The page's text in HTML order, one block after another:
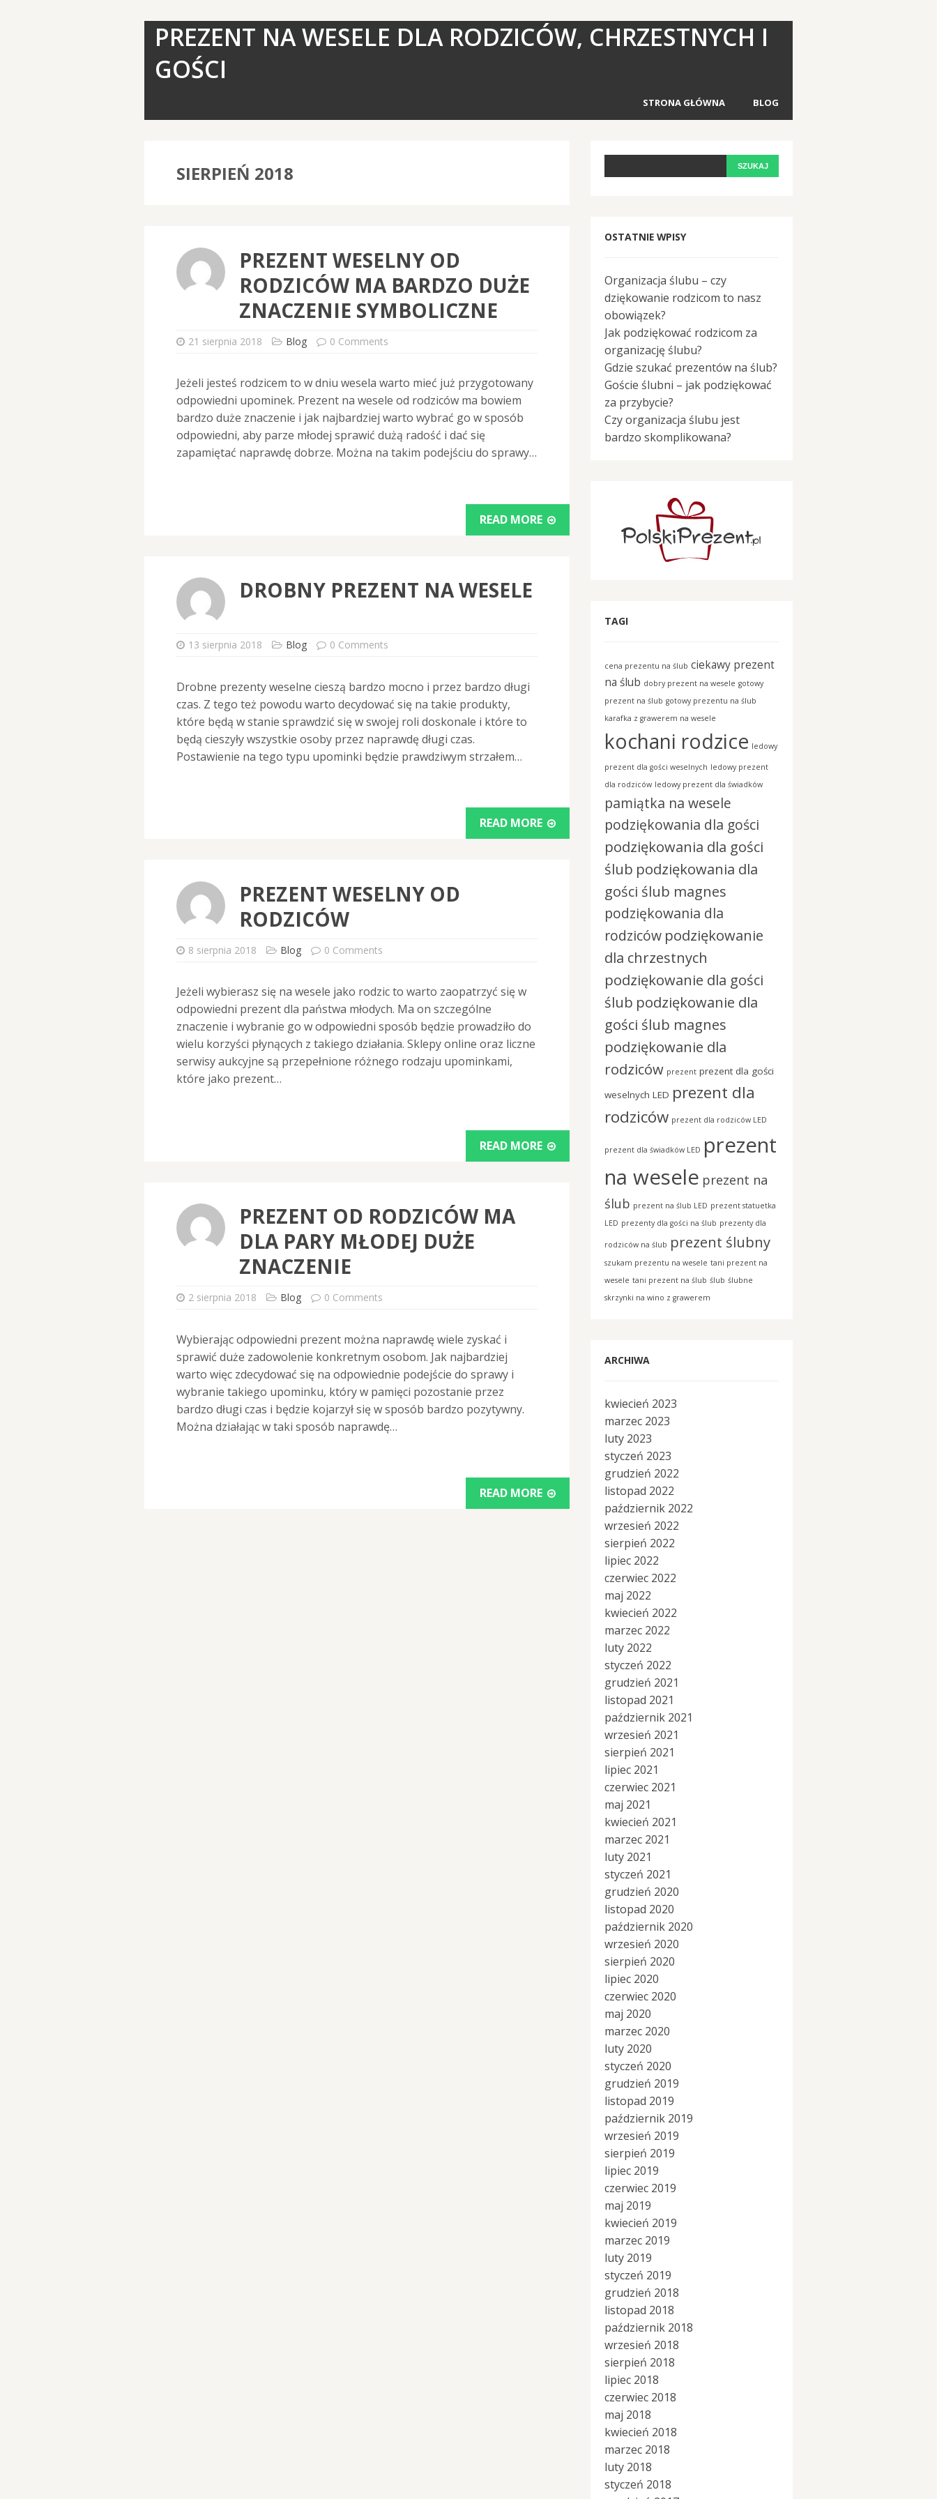
PREZENT NA WESELE DLA RODZICÓW, CHRZESTNYCH I
GOŚCI
STRONA GŁÓWNA BLOG
SIERPIEŃ 2018
PREZENT WESELNY OD
RODZICÓW MA BARDZO DUŻE
ZNACZENIE SYMBOLICZNE
21 sierpnia 2018 Blog 0 Comments
Jeżeli jesteś rodzicem to w dniu wesela warto mieć już przygotowany
odpowiedni upominek. Prezent na wesele od rodziców ma bowiem
bardzo duże znaczenie i jak najbardziej warto wybrać go w sposób
odpowiedni, aby parze młodej sprawić dużą radość i dać się
zapamiętać naprawdę dobrze. Można na takim podejściu do sprawy…
READ MORE
DROBNY PREZENT NA WESELE
13 sierpnia 2018 Blog 0 Comments
Drobne prezenty weselne cieszą bardzo mocno i przez bardzo długi
czas. Z tego też powodu warto decydować się na takie produkty,
które będą w stanie sprawdzić się w swojej roli doskonale i które to
będą cieszyły wszystkie osoby przez naprawdę długi czas.
Postawienie na tego typu upominki będzie prawdziwym strzałem…
READ MORE
PREZENT WESELNY OD
RODZICÓW
8 sierpnia 2018 Blog 0 Comments
Jeżeli wybierasz się na wesele jako rodzic to warto zaopatrzyć się w
odpowiedni prezent dla państwa młodych. Ma on szczególne
znaczenie i wybranie go w odpowiedni sposób będzie prowadziło do
wielu korzyści płynących z takiego działania. Sklepy online oraz liczne
serwisy aukcyjne są przepełnione różnego rodzaju upominkami,
które jako prezent…
READ MORE
PREZENT OD RODZICÓW MA
DLA PARY MŁODEJ DUŻE
ZNACZENIE
2 sierpnia 2018 Blog 0 Comments
Wybierając odpowiedni prezent można naprawdę wiele zyskać i
sprawić duże zadowolenie konkretnym osobom. Jak najbardziej
warto więc zdecydować się na odpowiednie podejście do sprawy i
wybranie takiego upominku, który w pamięci pozostanie przez
bardzo długi czas i będzie kojarzył się w sposób bardzo pozytywny.
Można działając w taki sposób naprawdę…
READ MORE
OSTATNIE WPISY
Organizacja ślubu – czy
dziękowanie rodzicom to nasz
obowiązek?
Jak podziękować rodzicom za
organizację ślubu?
Gdzie szukać prezentów na ślub?
Goście ślubni – jak podziękować
za przybycie?
Czy organizacja ślubu jest
bardzo skomplikowana?
TAGI
cena prezentu na ślub ciekawy prezent
na ślub dobry prezent na wesele gotowy
prezent na ślub gotowy prezentu na ślub
karafka z grawerem na wesele
kochani rodzice ledowy
prezent dla gości weselnych ledowy prezent
dla rodziców ledowy prezent dla świadków
pamiątka na wesele
podziękowania dla gości
podziękowania dla gości
ślub podziękowania dla
gości ślub magnes
podziękowania dla
rodziców podziękowanie
dla chrzestnych
podziękowanie dla gości
ślub podziękowanie dla
gości ślub magnes
podziękowanie dla
rodziców prezent prezent dla gości
weselnych LED prezent dla
rodziców prezent dla rodziców LED
prezent dla świadków LED prezent
na wesele prezent na
ślub prezent na ślub LED prezent statuetka
LED prezenty dla gości na ślub prezenty dla
rodziców na ślub prezent ślubny
szukam prezentu na wesele tani prezent na
wesele tani prezent na ślub ślub ślubne
skrzynki na wino z grawerem
ARCHIWA
kwiecień 2023
marzec 2023
luty 2023
styczeń 2023
grudzień 2022
listopad 2022
październik 2022
wrzesień 2022
sierpień 2022
lipiec 2022
czerwiec 2022
maj 2022
kwiecień 2022
marzec 2022
luty 2022
styczeń 2022
grudzień 2021
listopad 2021
październik 2021
wrzesień 2021
sierpień 2021
lipiec 2021
czerwiec 2021
maj 2021
kwiecień 2021
marzec 2021
luty 2021
styczeń 2021
grudzień 2020
listopad 2020
październik 2020
wrzesień 2020
sierpień 2020
lipiec 2020
czerwiec 2020
maj 2020
marzec 2020
luty 2020
styczeń 2020
grudzień 2019
listopad 2019
październik 2019
wrzesień 2019
sierpień 2019
lipiec 2019
czerwiec 2019
maj 2019
kwiecień 2019
marzec 2019
luty 2019
styczeń 2019
grudzień 2018
listopad 2018
październik 2018
wrzesień 2018
sierpień 2018
lipiec 2018
czerwiec 2018
maj 2018
kwiecień 2018
marzec 2018
luty 2018
styczeń 2018